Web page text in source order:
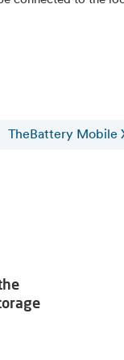
TheBattery Mobile